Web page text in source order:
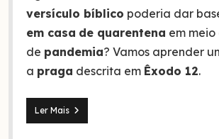
versículo bíblico poderia dar
em casa de quarentena em
de pandemia? Vamos aprender
a praga descrita em Êxodo 12.
Ler MaisCOVID-
19